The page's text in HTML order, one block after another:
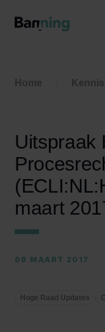
Home
Uitspraak
maart
09 MAART 2017
Hoge Raad Updates